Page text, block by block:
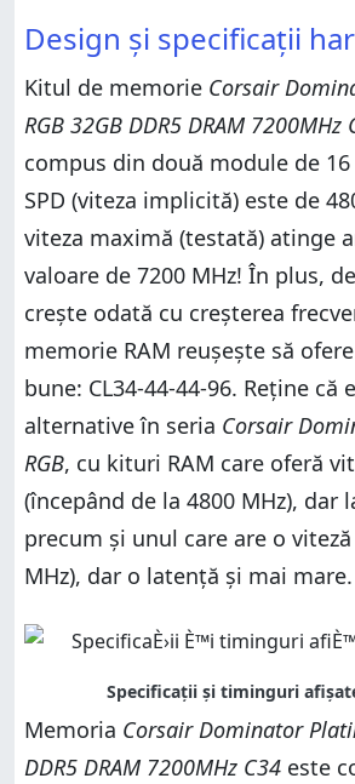
Design și specificații
Kitul de memorie Corsair
RGB 32GB DDR5 DRAM 7200MHz
compus din două module de 16
SPD (viteza implicită) este de
viteza maximă (testată) atinge
valoare de 7200 MHz! În plus,
crește odată cu creșterea
memorie RAM reușește să
bune: CL34-44-44-96. Reține
alternative în seria Corsair
RGB, cu kituri RAM care oferă
(începând de la 4800 MHz), dar
precum și unul care are o
MHz), dar o latență și mai mare.
Memoria Corsair Dominator
DDR5 DRAM 7200MHz C34 este